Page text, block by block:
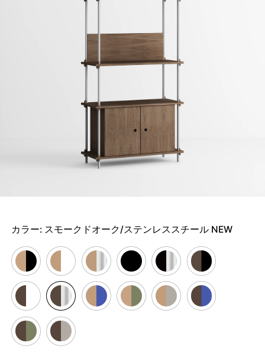
カラー: スモークドオーク/ステンレススチール NEW